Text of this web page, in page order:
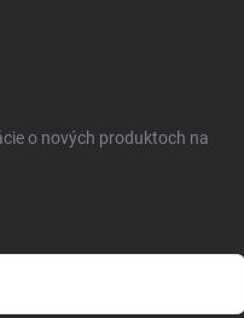
o nových produktoch na